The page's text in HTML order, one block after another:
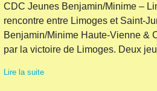
CDC Jeunes Benjamin/Minime –
rencontre entre Limoges et
Benjamin/Minime Haute‑Vienne &
par la victoire de Limoges. Deux
Lire la suite